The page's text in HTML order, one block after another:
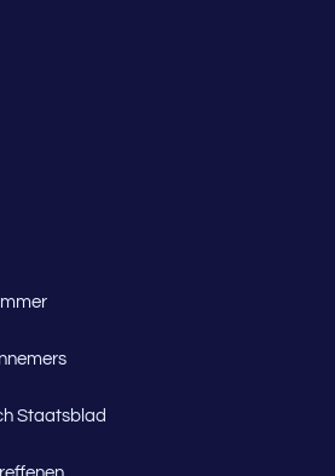
Staatsblad